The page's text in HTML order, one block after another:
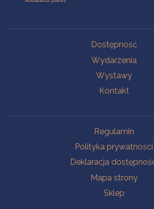
Dostępność
Wydarzenia
Wystawy
Kontakt
Regulamin
Polityka prywatności
Deklaracja
Mapa strony
Sklep